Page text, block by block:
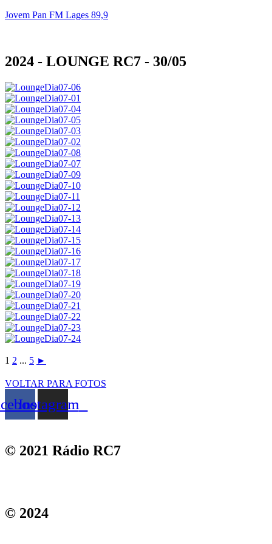
Jovem Pan FM Lages 89,9
2024 - LOUNGE RC7 - 30/05
1 2 ... 5 ►
VOLTAR PARA FOTOS
Instagram
© 2021 Rádio RC7​
© 2024